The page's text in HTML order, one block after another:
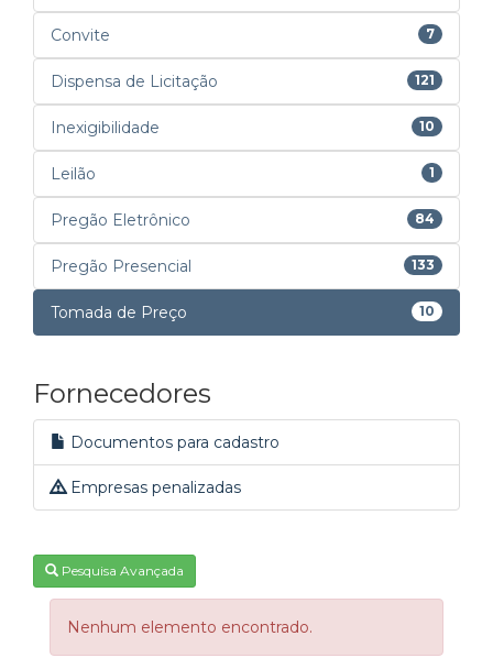
Convite 7
Dispensa de Licitação 121
Inexigibilidade 10
Leilão 1
Pregão Eletrônico 84
Pregão Presencial 133
Tomada de Preço 10
Fornecedores
Documentos para cadastro
Empresas penalizadas
Pesquisa Avançada
Nenhum elemento encontrado.